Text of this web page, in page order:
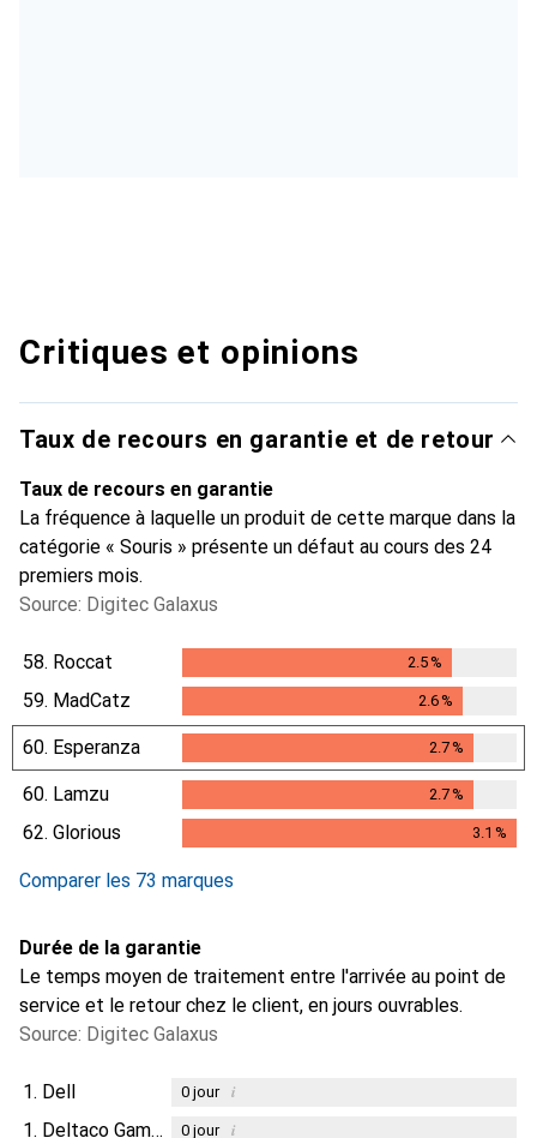
Critiques et opinions
Taux de recours en garantie et de retour
Taux de recours en garantie
La fréquence à laquelle un produit de cette marque dans la
catégorie « Souris » présente un défaut au cours des 24
premiers mois.
Source: Digitec Galaxus
58. Roccat 2.5%
59. MadCatz 2.6%
60. Esperanza 2.7%
2.7%
60. Lamzu 2.7%
2.7%
62. Glorious 3.1 %
Comparer les 73 marques
Durée de la garantie
Le temps moyen de traitement entre l'arrivée au point de
service et le retour chez le client, en jours ouvrables.
Source: Digitec Galaxus
1. Dell 0jour i
1. Deltaco Gaming 0jour i